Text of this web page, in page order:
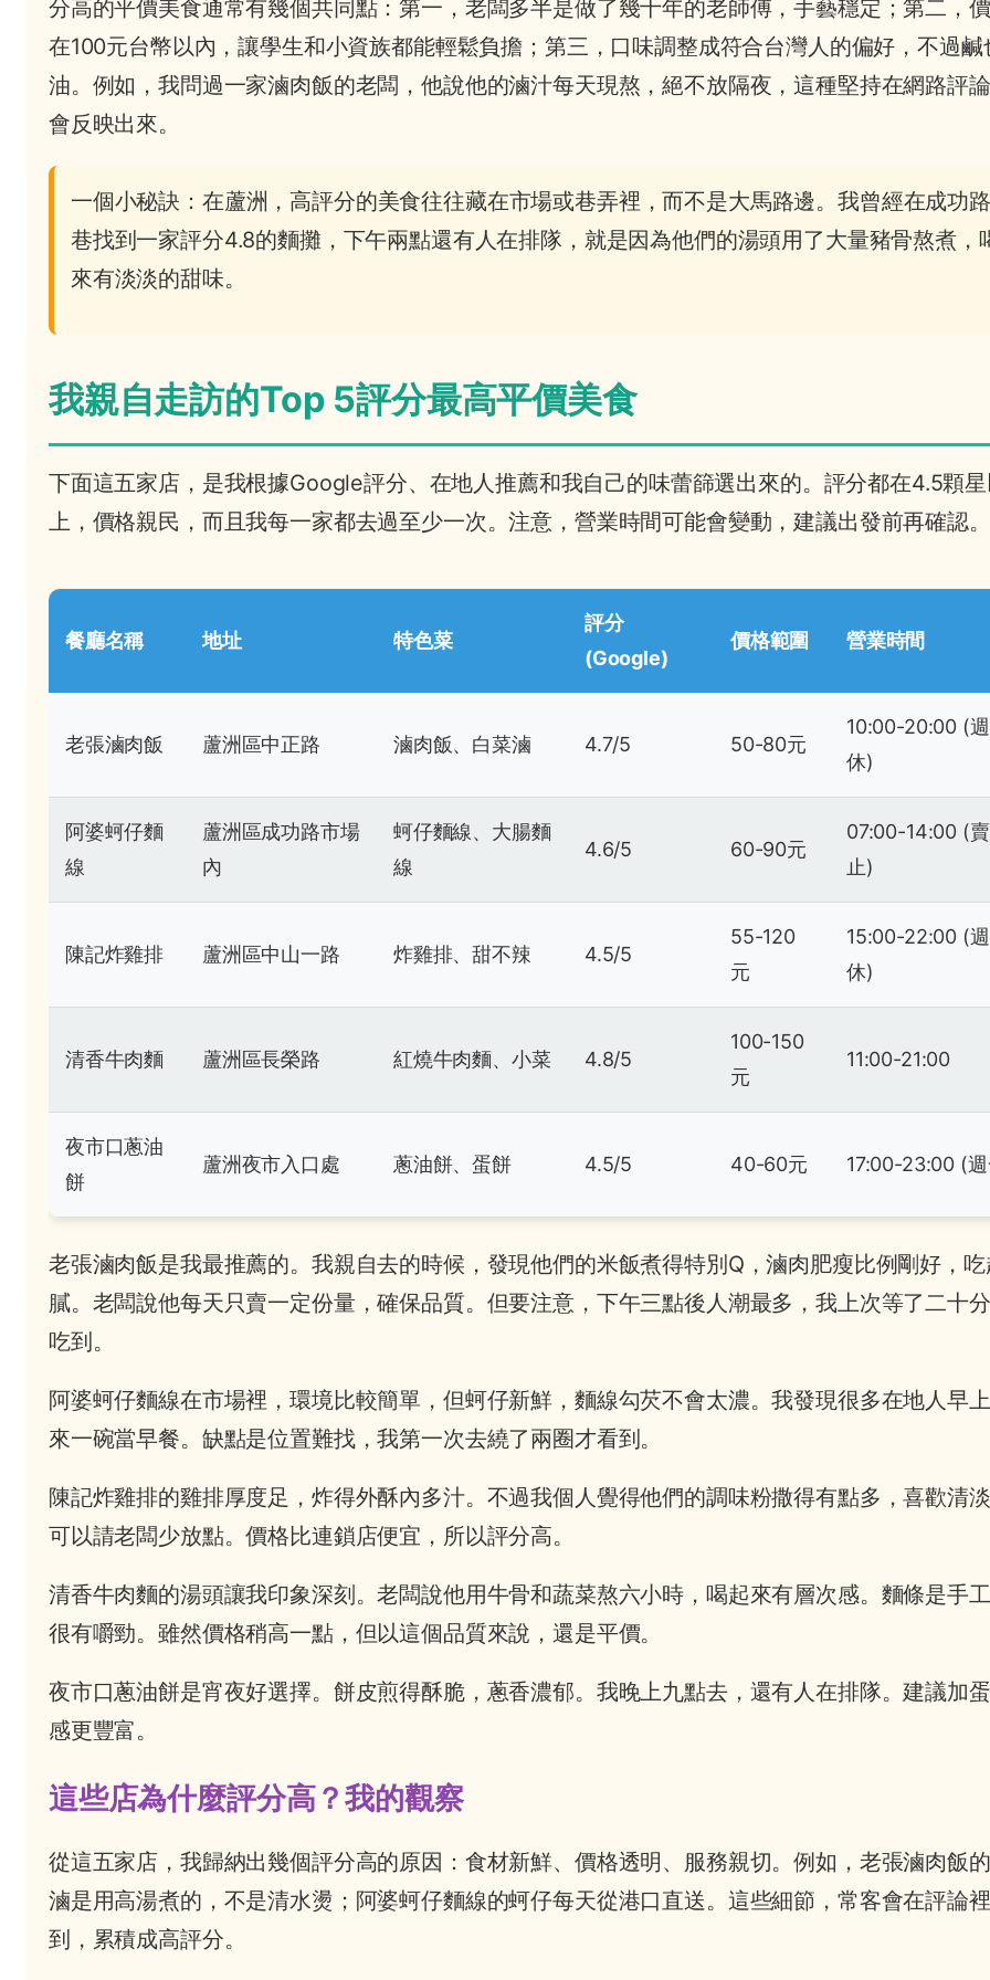
分高的平價美食通常有幾個共同點：第一，老闆多半是做了幾十年的老師傅，手藝穩定；第二，
在100元台幣以內，讓學生和小資族都能輕鬆負擔；第三，口味調整成符合台灣人的偏好，不過鹹
油。例如，我問過一家滷肉飯的老闆，他說他的滷汁每天現熬，絕不放隔夜，這種堅持在網路評
會反映出來。
一個小秘訣：在蘆洲，高評分的美食往往藏在市場或巷弄裡，而不是大馬路邊。我曾經在成功
巷找到一家評分4.8的麵攤，下午兩點還有人在排隊，就是因為他們的湯頭用了大量豬骨熬煮，
來有淡淡的甜味。
我親自走訪的Top 5評分最高平價美食
下面這五家店，是我根據Google評分、在地人推薦和我自己的味蕾篩選出來的。評分都在4.5顆
上，價格親民，而且我每一家都去過至少一次。注意，營業時間可能會變動，建議出發前再確認。
餐廳名稱 地址 特色菜
評分
(Google)
價格範圍 營業時間
老張滷肉飯 蘆洲區中正路 滷肉飯、白菜滷 4.7/5 50-80元
10:00-20:00 (
休)
阿婆蚵仔麵
線
蘆洲區成功路市場
內
蚵仔麵線、大腸麵
線
4.6/5 60-90元
07:00-14:00 (
止)
陳記炸雞排 蘆洲區中山一路 炸雞排、甜不辣 4.5/5
55-120
元
15:00-22:00 (
休)
清香牛肉麵 蘆洲區長榮路 紅燒牛肉麵、小菜 4.8/5
100-150
元
11:00-21:00
夜市口蔥油
餅
蘆洲夜市入口處 蔥油餅、蛋餅 4.5/5 40-60元 17:00-23:00 (
老張滷肉飯是我最推薦的。我親自去的時候，發現他們的米飯煮得特別Q，滷肉肥瘦比例剛好，吃
膩。老闆說他每天只賣一定份量，確保品質。但要注意，下午三點後人潮最多，我上次等了二十
吃到。
阿婆蚵仔麵線在市場裡，環境比較簡單，但蚵仔新鮮，麵線勾芡不會太濃。我發現很多在地人早
來一碗當早餐。缺點是位置難找，我第一次去繞了兩圈才看到。
陳記炸雞排的雞排厚度足，炸得外酥內多汁。不過我個人覺得他們的調味粉撒得有點多，喜歡清
可以請老闆少放點。價格比連鎖店便宜，所以評分高。
清香牛肉麵的湯頭讓我印象深刻。老闆說他用牛骨和蔬菜熬六小時，喝起來有層次感。麵條是手工
很有嚼勁。雖然價格稍高一點，但以這個品質來說，還是平價。
夜市口蔥油餅是宵夜好選擇。餅皮煎得酥脆，蔥香濃郁。我晚上九點去，還有人在排隊。建議加
感更豐富。
這些店為什麼評分高？我的觀察
從這五家店，我歸納出幾個評分高的原因：食材新鮮、價格透明、服務親切。例如，老張滷肉飯
滷是用高湯煮的，不是清水燙；阿婆蚵仔麵線的蚵仔每天從港口直送。這些細節，常客會在評論
到，累積成高評分。